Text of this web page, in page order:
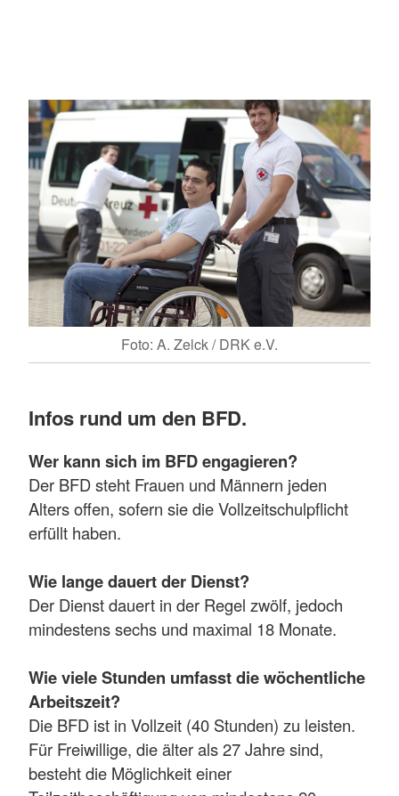
Foto: A. Zelck / DRK e.V.
Infos rund um den BFD.
Wer kann sich im BFD engagieren?
Der BFD steht Frauen und Männern jeden
Alters offen, sofern sie die Vollzeitschulpflicht
erfüllt haben.
Wie lange dauert der Dienst?
Der Dienst dauert in der Regel zwölf, jedoch
mindestens sechs und maximal 18 Monate.
Wie viele Stunden umfasst die wöchentliche
Arbeitszeit?
Die BFD ist in Vollzeit (40 Stunden) zu leisten.
Für Freiwillige, die älter als 27 Jahre sind,
besteht die Möglichkeit einer